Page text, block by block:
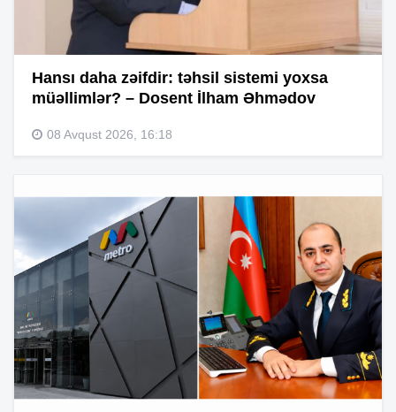
Hansı daha zəifdir: təhsil sistemi yoxsa
müəllimlər? – Dosent İlham Əhmədov
08 Avqust 2026, 16:18